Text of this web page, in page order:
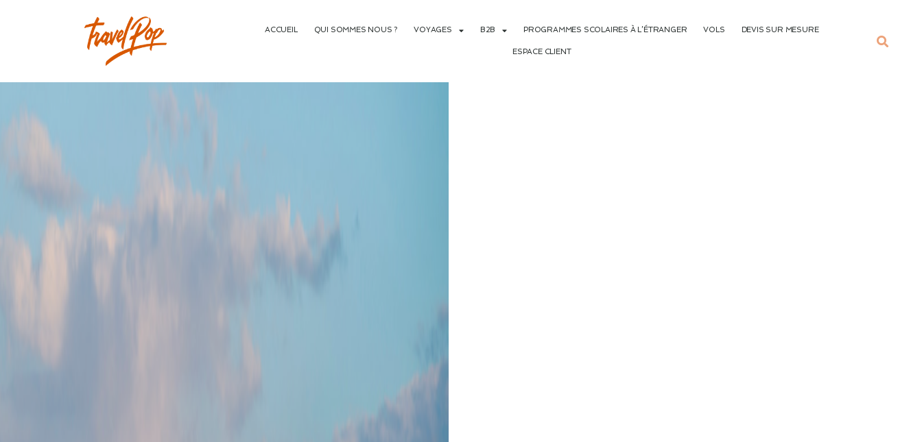
ACCUEIL QUI SOMMES NOUS ? VOYAGES B2B PROGRAMMES SCOLAIRES À L’ÉTRANGER VOLS DEVIS SUR MESURE
ESPACE CLIENT